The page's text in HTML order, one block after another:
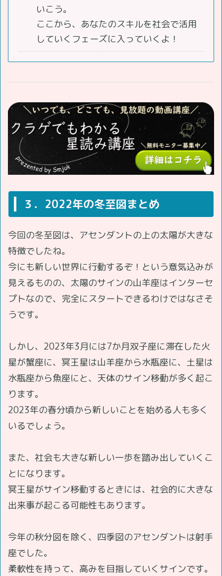
いこう。
ここから、あなたのスキルを社会で活用
していくフェーズに入っていくよ！
３．2022年の冬至図まとめ
今回の冬至図は、アセンダントの上の太陽が大きな
特徴でしたね。
今にも新しい世界に行動するぞ！という意気込みが
見えるものの、太陽のサインの山羊座はインターセ
プトなので、完全にスタートできるわけではなさそ
うです。
しかし、2023年3月には7か月双子座に滞在した火
星が蟹座に、冥王星は山羊座から水瓶座に、土星は
水瓶座から魚座にと、天体のサイン移動が多く起こ
ります。
2023年の春分頃から新しいことを始める人も多く
いるでしょう。
また、社会も大きな新しい一歩を踏み出していくこ
とになります。
冥王星がサイン移動するときには、社会的に大きな
出来事が起こる可能性もあります。
今年の秋分図を除く、四季図のアセンダントは射手
座でした。
柔軟性を持って、高みを目指していくサインです。